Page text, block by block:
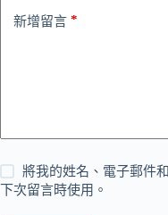
新增留言 *
將我的姓名、電子郵件
下次留言時使用。